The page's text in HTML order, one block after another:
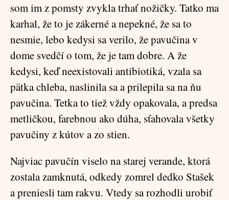
som im z pomsty zvykla trhať nožičky. Tatko ma
karhal, že to je zákerné a nepekné, že sa to
nesmie, lebo kedysi sa verilo, že pavučina v
dome svedčí o tom, že je tam dobre. A že
kedysi, keď neexistovali antibiotiká, vzala sa
pätka chleba, naslinila sa a prilepila sa na ňu
pavučina. Tetka to tiež vždy opakovala, a predsa
metličkou, farebnou ako dúha, sťahovala všetky
pavučiny z kútov a zo stien.
Najviac pavučín viselo na starej verande, ktorá
zostala zamknutá, odkedy zomrel dedko Stašek
a preniesli tam rakvu. Vtedy sa rozhodli urobiť